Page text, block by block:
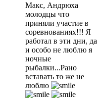
Макс, Андрюха
молодцы что
приняли участие в
соревнованиях!!! Я
работал в эти дни, да
и особо не люблю я
ночные
рыбалки...Рано
вставать то же не
люблю